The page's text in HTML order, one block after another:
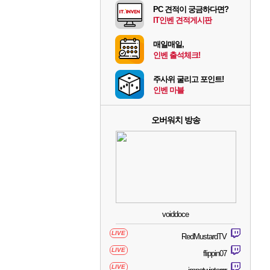
PC 견적이 궁금하다면?
IT인벤 견적게시판
매일매일,
인벤 출석체크!
주사위 굴리고 포인트!
인벤 마블
오버워치 방송
voiddoce
LIVE RedMustardTV
LIVE flippin07
LIVE